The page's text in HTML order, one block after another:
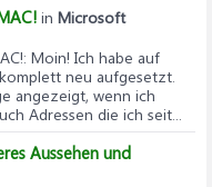
in Microsoft
: Moin! Ich habe auf
neu aufgesetzt.
angezeigt, wenn ich
Adressen die ich seit...
Aussehen und